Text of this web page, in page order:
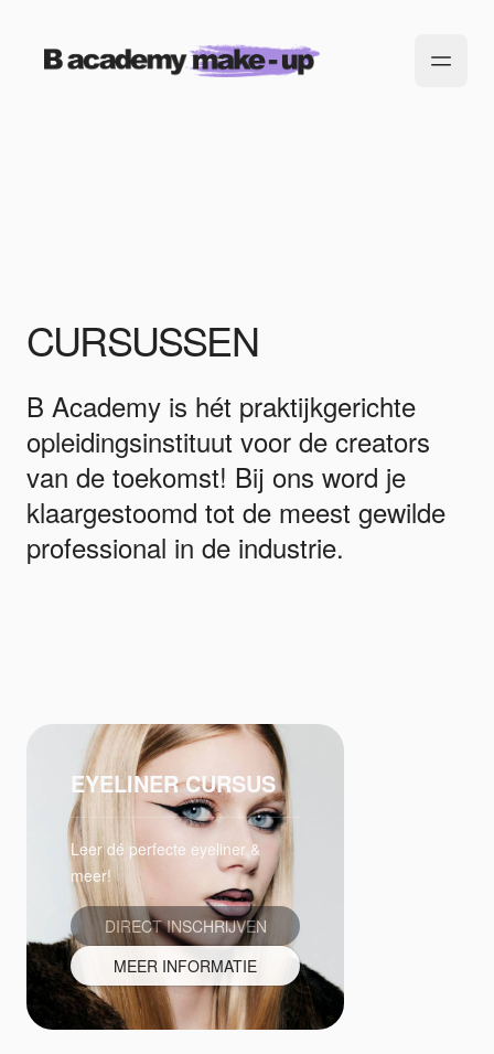
CURSUSSEN
B Academy is hét praktijkgerichte
opleidingsinstituut voor de creators
van de toekomst! Bij ons word je
klaargestoomd tot de meest gewilde
professional in de industrie.
EYELINER CURSUS
Leer dé perfecte eyeliner &
meer!
DIRECT INSCHRIJVEN
MEER INFORMATIE